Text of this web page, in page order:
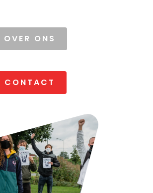
OVER ONS
CONTACT